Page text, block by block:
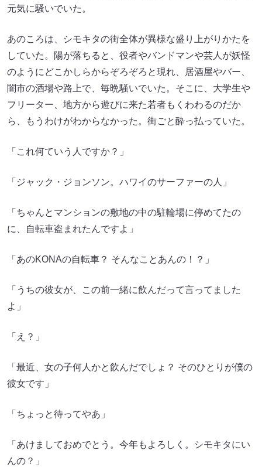
元気に騒いでいた。
あのころは、シモキタの街全体が異様な盛り上がりかたを
していた。陽が落ちると、役者やバンドマンや芸人が妖怪
のようにどこかしらからぞろぞろと現れ、居酒屋やバー、
闇市の酒場や路上で、毎晩騒いでいた。そこに、大学生や
フリーター、地方から遊びに来た若者もくわわるのだか
ら、もうわけがわからなかった。街ごと酔っ払っていた。
「これ何ていう人ですか？」
「ジャック・ジョンソン。ハワイのサーファーの人」
「ちゃんとマンションの敷地の中の駐輪場に停めてたの
に、自転車盗まれたんですよ」
「あのKONAの自転車？ そんなことあんの！？」
「うちの彼女が、この前一緒に飲んだって言ってました
よ」
「え？」
「最近、女の子何人かと飲んだでしょ？ そのひとりが僕の
彼女です」
「ちょっと待ってやあ」
「あけましておめでとう。今年もよろしく。シモキタにい
んの？」